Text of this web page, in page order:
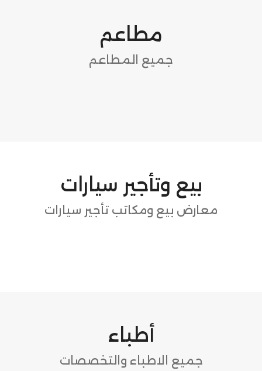
مطاعم
جميع المطاعم
بيع وتأجير سيارات
معارض بيع ومكاتب تأجير سيارات
أطباء
جميع الاطباء والتخصصات